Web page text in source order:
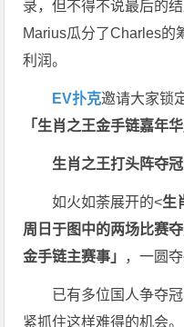
录，但不得不说最后的
Marius瓜分了Charles的
利润。
EV扑克邀请大家锁
「生肖之王金手链嘉年
生肖之王打头阵夺
如火如荼展开的<生
周日于图中的两场比赛
金手链主赛事」 ，一圆
已有多位国人争夺
紧抓住这样难得的机会。